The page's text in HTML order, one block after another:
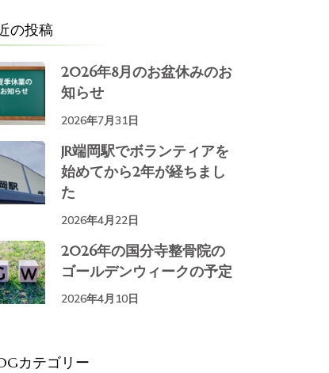
の投稿
2026年8月のお盆休みのお
知らせ
2026年7月31日
JR端岡駅でボランティアを
始めてから2年が経ちまし
た
2026年4月22日
2026年の国分寺整骨院の
ゴールデンウィークの予定
2026年4月10日
カテゴリー